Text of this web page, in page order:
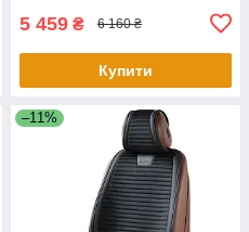
5 459 ₴ 6 160 ₴
Купити
–11%